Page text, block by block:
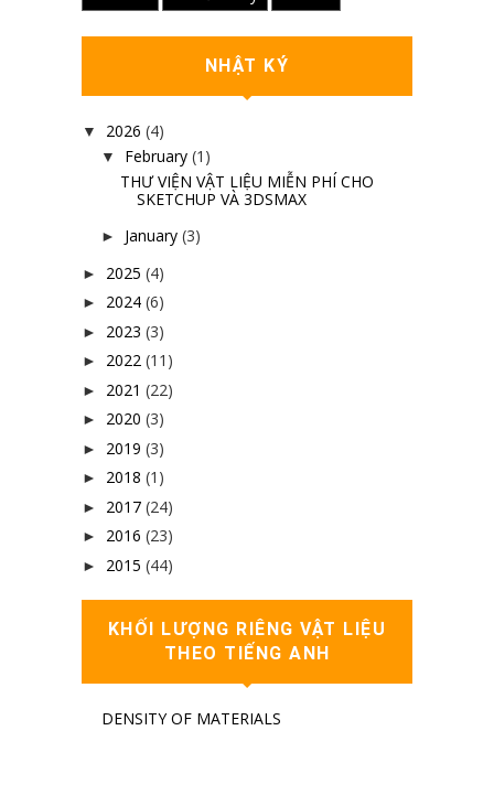
NHẬT KÝ
▼ 2026 (4)
▼ February (1)
THƯ VIỆN VẬT LIỆU MIỄN PHÍ CHO
SKETCHUP VÀ 3DSMAX
► January (3)
► 2025 (4)
► 2024 (6)
► 2023 (3)
► 2022 (11)
► 2021 (22)
► 2020 (3)
► 2019 (3)
► 2018 (1)
► 2017 (24)
► 2016 (23)
► 2015 (44)
KHỐI LƯỢNG RIÊNG VẬT LIỆU
THEO TIẾNG ANH
DENSITY OF MATERIALS